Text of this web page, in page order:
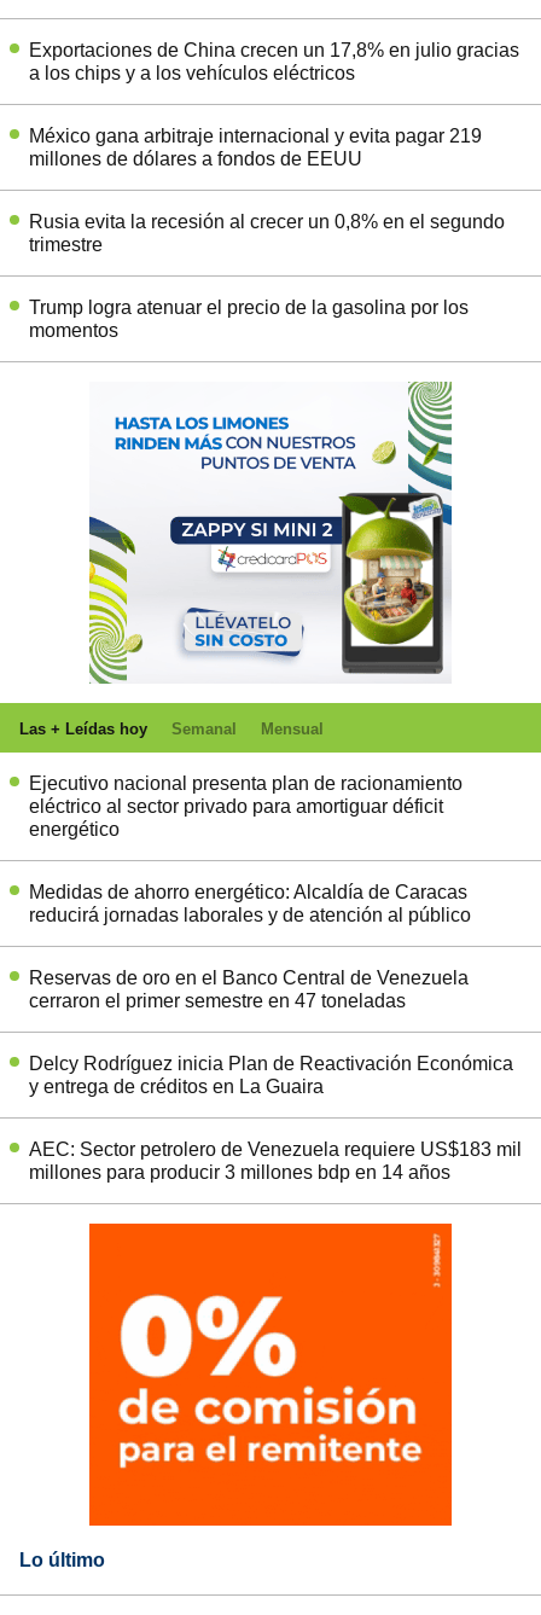
Exportaciones de China crecen un 17,8% en julio gracias
a los chips y a los vehículos eléctricos
México gana arbitraje internacional y evita pagar 219
millones de dólares a fondos de EEUU
Rusia evita la recesión al crecer un 0,8% en el segundo
trimestre
Trump logra atenuar el precio de la gasolina por los
momentos
Las + Leídas hoy Semanal Mensual
Ejecutivo nacional presenta plan de racionamiento
eléctrico al sector privado para amortiguar déficit
energético
Medidas de ahorro energético: Alcaldía de Caracas
reducirá jornadas laborales y de atención al público
Reservas de oro en el Banco Central de Venezuela
cerraron el primer semestre en 47 toneladas
Delcy Rodríguez inicia Plan de Reactivación Económica
y entrega de créditos en La Guaira
AEC: Sector petrolero de Venezuela requiere US$183 mil
millones para producir 3 millones bdp en 14 años
Lo último